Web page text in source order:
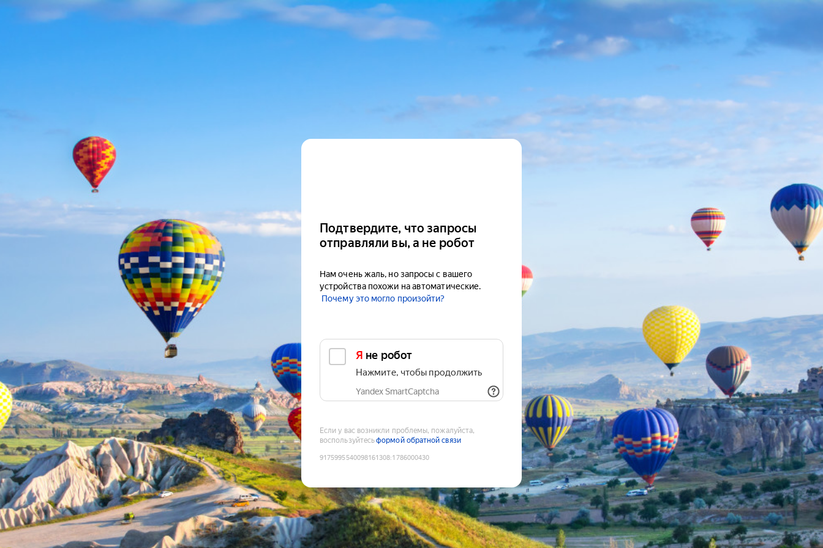
Подтвердите, что запросы
отправляли вы, а не робот
Нам очень жаль, но запросы с вашего
устройства похожи на автоматические.
Почему это могло произойти?
Я не робот
Нажмите, чтобы продолжить
Yandex SmartCaptcha
Если у вас возникли проблемы, пожалуйста,
воспользуйтесьформой обратной связи
9175995540098161308:1786000430